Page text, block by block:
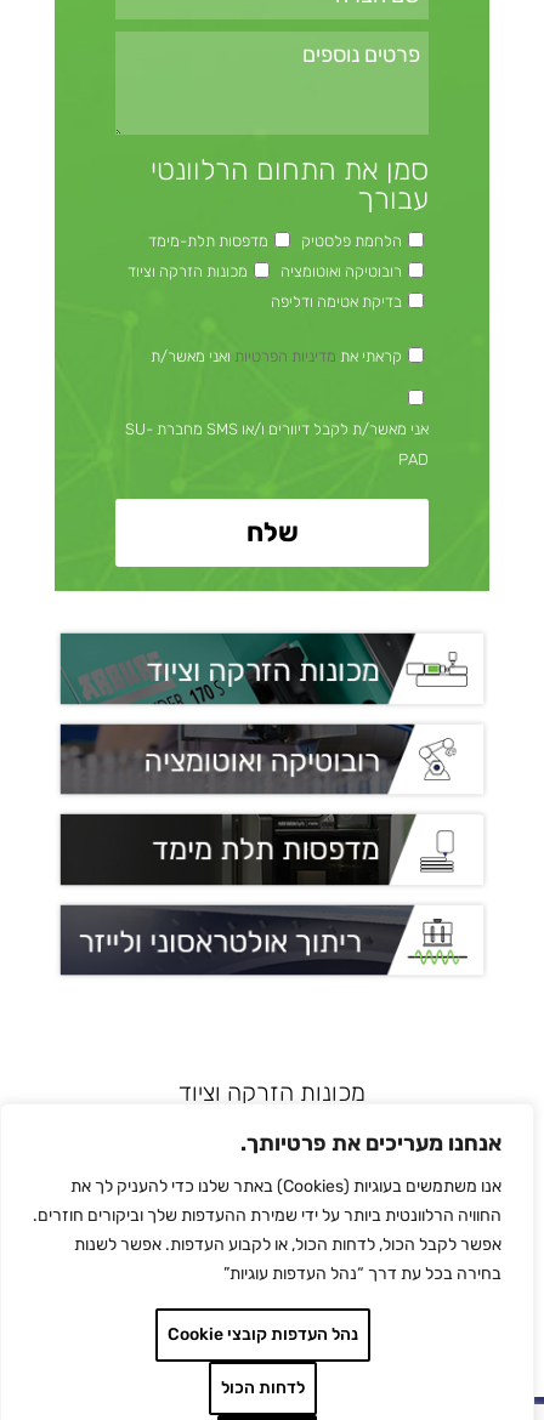
אנחנו מעריכים את פרטיותך.
אנו משתמשים בעוגיות (Cookies) באתר שלנו כדי להעניק לך את
החוויה הרלוונטית ביותר על ידי שמירת ההעדפות שלך וביקורים חוזרים.
אפשר לקבל הכול, לדחות הכול, או לקבוע העדפות. אפשר לשנות
בחירה בכל עת דרך “נהל העדפות עוגיות”
נהל העדפות קובצי Cookie
לדחות הכול
סמן את התחום הרלוונטי
עבורך
הלחמת פלסטיק
מדפסות תלת-מימד
רובוטיקה ואוטומציה
מכונות הזרקה וציוד
בדיקת אטימה ודליפה
קראתי את מדיניות הפרטיות ואני מאשר/ת
אני מאשר/ת לקבל דיוורים ו/או SMS מחברת SU-
PAD
מכונות הזרקה וציוד
מדפסות תלת מימד
הלחמת פלסטיק
לכל המותגים
צור קשר